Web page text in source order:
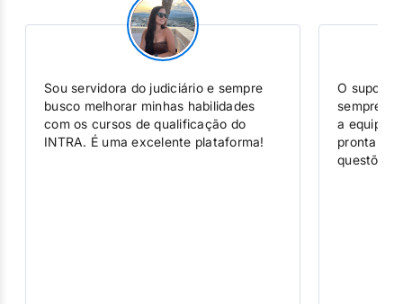
Sou servidora do judiciário e sempre
busco melhorar minhas habilidades
com os cursos de qualificação do
INTRA. É uma excelente plataforma!
O suporte
sempre
a equipe
questões